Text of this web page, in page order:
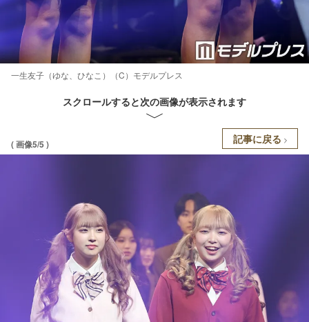
一生友子（ゆな、ひなこ）（C）モデルプレス
スクロールすると次の画像が表示されます
( 画像5/5 ) 記事に戻る